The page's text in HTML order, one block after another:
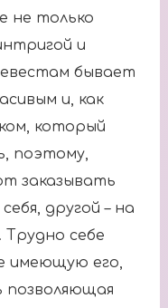
не только
и
бывает
и, как
который
поэтому,
заказывать
другой – на
Трудно себе
имеющую его,
позволяющая